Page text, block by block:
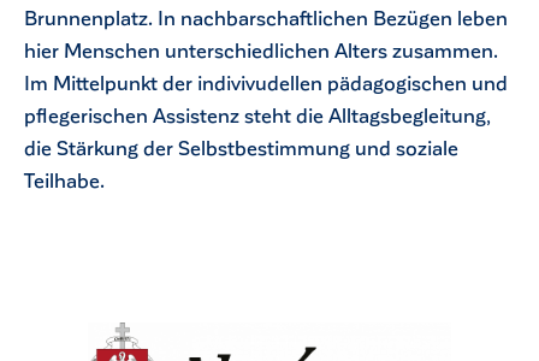
Brunnenplatz. In nachbarschaftlichen Bezügen leben
hier Menschen unterschiedlichen Alters zusammen.
Im Mittelpunkt der indivivudellen pädagogischen und
pflegerischen Assistenz steht die Alltagsbegleitung,
die Stärkung der Selbstbestimmung und soziale
Teilhabe.